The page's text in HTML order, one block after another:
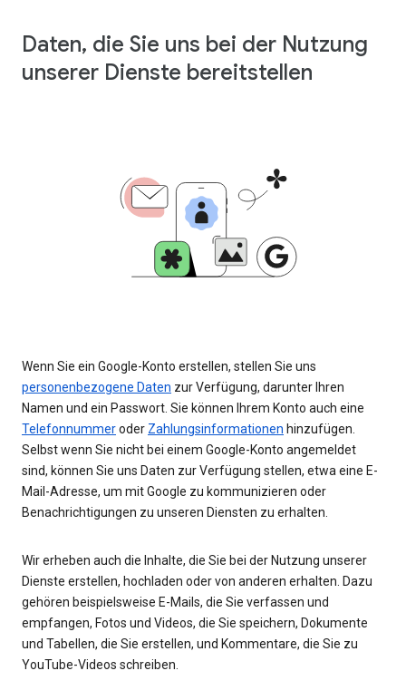
Daten, die Sie uns bei der Nutzung
unserer Dienste bereitstellen
Wenn Sie ein Google-Konto erstellen, stellen Sie uns
personenbezogene Daten zur Verfügung, darunter Ihren
Namen und ein Passwort. Sie können Ihrem Konto auch eine
Telefonnummeroder Zahlungsinformationen hinzufügen.
Selbst wenn Sie nicht bei einem Google-Konto angemeldet
sind, können Sie uns Daten zur Verfügung stellen, etwa eine E-
Mail-Adresse, um mit Google zu kommunizieren oder
Benachrichtigungen zu unseren Diensten zu erhalten.
Wir erheben auch die Inhalte, die Sie bei der Nutzung unserer
Dienste erstellen, hochladen oder von anderen erhalten. Dazu
gehören beispielsweise E-Mails, die Sie verfassen und
empfangen, Fotos und Videos, die Sie speichern, Dokumente
und Tabellen, die Sie erstellen, und Kommentare, die Sie zu
YouTube-Videos schreiben.